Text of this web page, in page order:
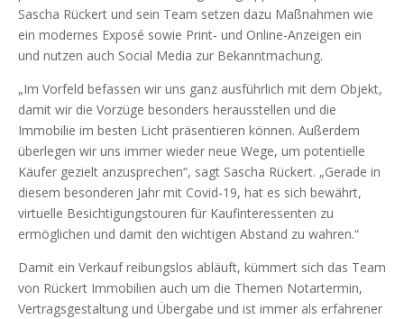
Sascha Rückert und sein Team setzen dazu Maßnahmen wie
ein modernes Exposé sowie Print- und Online-Anzeigen ein
und nutzen auch Social Media zur Bekanntmachung.
„Im Vorfeld befassen wir uns ganz ausführlich mit dem Objekt,
damit wir die Vorzüge besonders herausstellen und die
Immobilie im besten Licht präsentieren können. Außerdem
überlegen wir uns immer wieder neue Wege, um potentielle
Käufer gezielt anzusprechen“, sagt Sascha Rückert. „Gerade in
diesem besonderen Jahr mit Covid-19, hat es sich bewährt,
virtuelle Besichtigungstouren für Kaufinteressenten zu
ermöglichen und damit den wichtigen Abstand zu wahren.“
Damit ein Verkauf reibungslos abläuft, kümmert sich das Team
von Rückert Immobilien auch um die Themen Notartermin,
Vertragsgestaltung und Übergabe und ist immer als erfahrener